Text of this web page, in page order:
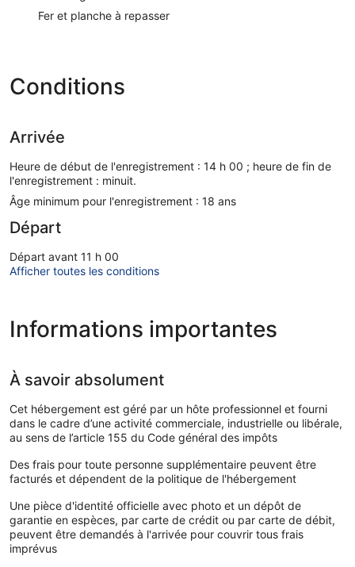
Fer et planche à repasser
Conditions
Arrivée
Heure de début de l'enregistrement : 14 h 00 ; heure de fin de
l'enregistrement : minuit.
Âge minimum pour l'enregistrement : 18 ans
Départ
Départ avant 11 h 00
Afficher toutes les conditions
Informations importantes
À savoir absolument
Cet hébergement est géré par un hôte professionnel et fourni
dans le cadre d’une activité commerciale, industrielle ou libérale,
au sens de l’article 155 du Code général des impôts
Des frais pour toute personne supplémentaire peuvent être
facturés et dépendent de la politique de l'hébergement
Une pièce d'identité officielle avec photo et un dépôt de
garantie en espèces, par carte de crédit ou par carte de débit,
peuvent être demandés à l'arrivée pour couvrir tous frais
imprévus